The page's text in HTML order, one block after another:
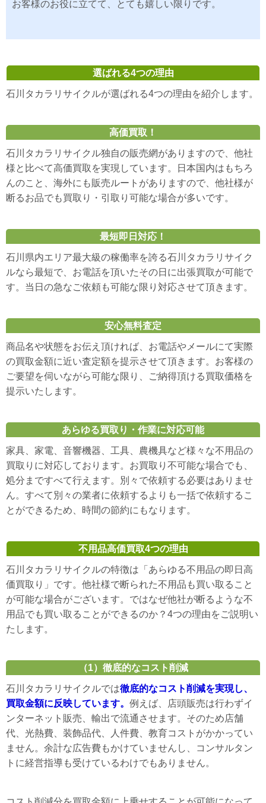
お客様のお役に立てて、とても嬉しい限りです。
選ばれる4つの理由
石川タカラリサイクルが選ばれる4つの理由を紹介します。
高価買取！
石川タカラリサイクル独自の販売網がありますので、他社
様と比べて高価買取を実現しています。日本国内はもちろ
んのこと、海外にも販売ルートがありますので、他社様が
断るお品でも買取り・引取り可能な場合が多いです。
最短即日対応！
石川県内エリア最大級の稼働率を誇る石川タカラリサイク
ルなら最短で、お電話を頂いたその日に出張買取が可能で
す。当日の急なご依頼も可能な限り対応させて頂きます。
安心無料査定
商品名や状態をお伝え頂ければ、お電話やメールにて実際
の買取金額に近い査定額を提示させて頂きます。お客様の
ご要望を伺いながら可能な限り、ご納得頂ける買取価格を
提示いたします。
あらゆる買取り・作業に対応可能
家具、家電、音響機器、工具、農機具など様々な不用品の
買取りに対応しております。お買取り不可能な場合でも、
処分まですべて行えます。別々で依頼する必要はありませ
ん。すべて別々の業者に依頼するよりも一括で依頼するこ
とができるため、時間の節約にもなります。
不用品高価買取4つの理由
石川タカラリサイクルの特徴は「あらゆる不用品の即日高
価買取り」です。他社様で断られた不用品も買い取ること
が可能な場合がございます。ではなぜ他社が断るような不
用品でも買い取ることができるのか？4つの理由をご説明い
たします。
（1）徹底的なコスト削減
石川タカラリサイクルでは徹底的なコスト削減を実現し、
買取金額に反映しています。 例えば、店頭販売は行わずイ
ンターネット販売、輸出で流通させます。そのため店舗
代、光熱費、装飾品代、人件費、教育コストがかかってい
ません。余計な広告費もかけていませんし、コンサルタン
トに経営指導も受けているわけでもありません。